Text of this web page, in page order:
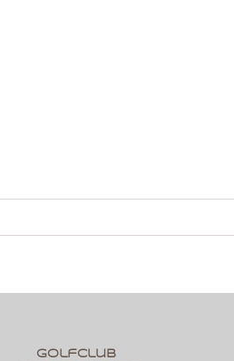
golfclub